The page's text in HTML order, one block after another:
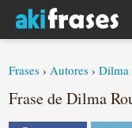
Frases ›Autores ›Dilma
Frase de Dilma